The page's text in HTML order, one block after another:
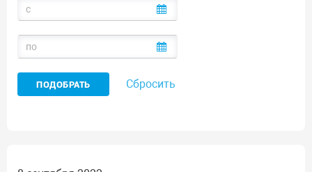
Сбросить